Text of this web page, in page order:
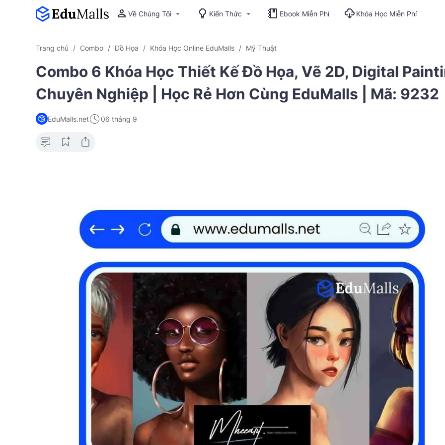
Về Chúng Tôi Kiến Thức Ebook Miễn Phí Khóa Học Miễn Phí
Trang chủ Combo Đồ Họa Khóa Học Online EduMalls Mỹ Thuật
Combo 6 Khóa Học Thiết Kế Đồ Họa, Vẽ 2D, Digital
Chuyên Nghiệp | Học Rẻ Hơn Cùng EduMalls | Mã: 9232
EduMalls.net 06 tháng 9